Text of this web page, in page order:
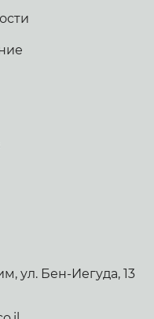
ул. Бен-Иегуда, 13